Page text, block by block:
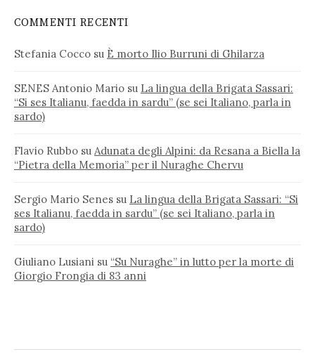
COMMENTI RECENTI
Stefania Cocco su È morto Ilio Burruni di Ghilarza
SENES Antonio Mario su La lingua della Brigata Sassari:
“Si ses Italianu, faedda in sardu” (se sei Italiano, parla in
sardo)
Flavio Rubbo su Adunata degli Alpini: da Resana a Biella la
“Pietra della Memoria” per il Nuraghe Chervu
Sergio Mario Senes su La lingua della Brigata Sassari: “Si
ses Italianu, faedda in sardu” (se sei Italiano, parla in
sardo)
Giuliano Lusiani su “Su Nuraghe” in lutto per la morte di
Giorgio Frongia di 83 anni